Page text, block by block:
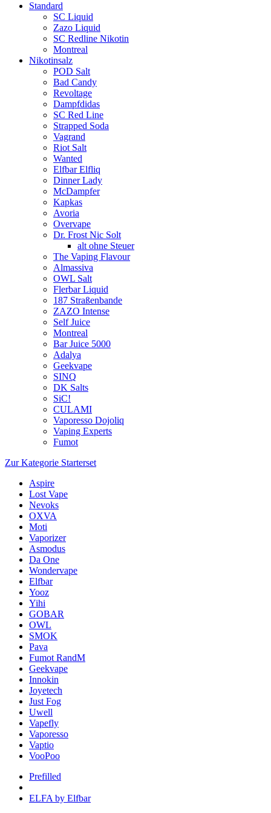
Standard
SC Liquid
Zazo Liquid
SC Redline Nikotin
Montreal
Nikotinsalz
POD Salt
Bad Candy
Revoltage
Dampfdidas
SC Red Line
Strapped Soda
Vagrand
Riot Salt
Wanted
Elfbar Elfliq
Dinner Lady
McDampfer
Kapkas
Avoria
Overvape
Dr. Frost Nic Solt
alt ohne Steuer
The Vaping Flavour
Almassiva
OWL Salt
Flerbar Liquid
187 Straßenbande
ZAZO Intense
Self Juice
Montreal
Bar Juice 5000
Adalya
Geekvape
SINQ
DK Salts
SiC!
CULAMI
Vaporesso Dojoliq
Vaping Experts
Fumot
Zur Kategorie Starterset
Aspire
Lost Vape
Nevoks
OXVA
Moti
Vaporizer
Asmodus
Da One
Wondervape
Elfbar
Yooz
Yihi
GOBAR
OWL
SMOK
Pava
Fumot RandM
Geekvape
Innokin
Joyetech
Just Fog
Uwell
Vapefly
Vaporesso
Vaptio
VooPoo
Prefilled
ELFA by Elfbar